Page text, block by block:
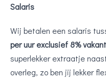
Salaris
Wij betalen een salaris
per uur exclusief 8%
superlekker extraatje
overleg, zo ben jij lekker